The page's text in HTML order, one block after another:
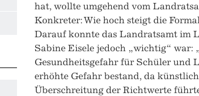
hat, wollte umgehend vom
Konkreter: Wie hoch steigt die
Darauf konnte das Landratsamt im
Sabine Eisele jedoch „wichtig“ war:
Gesundheitsgefahr für Schüler und
erhöhte Gefahr bestand, da
Überschreitung der Richtwerte